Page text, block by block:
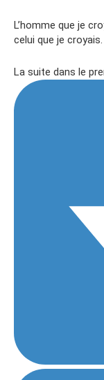
L’homme que je
celui que je croyais.
La suite dans le